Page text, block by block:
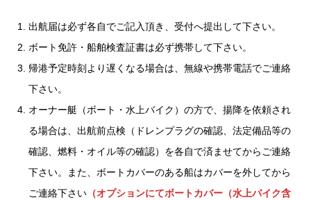
出航届は必ず各自でご記入頂き、受付へ提出して下さい。
ボート免許・船舶検査証書は必ず携帯して下さい。
帰港予定時刻より遅くなる場合は、無線や携帯電話でご連絡
下さい。
オーナー艇（ボート・水上バイク）の方で、揚降を依頼され
る場合は、出航前点検（ドレンプラグの確認、法定備品等の
確認、燃料・オイル等の確認）を各自で済ませてからご連絡
下さい。また、ボートカバーのある船はカバーを外してから
ご連絡下さい （オプションにてボートカバー（水上バイク含